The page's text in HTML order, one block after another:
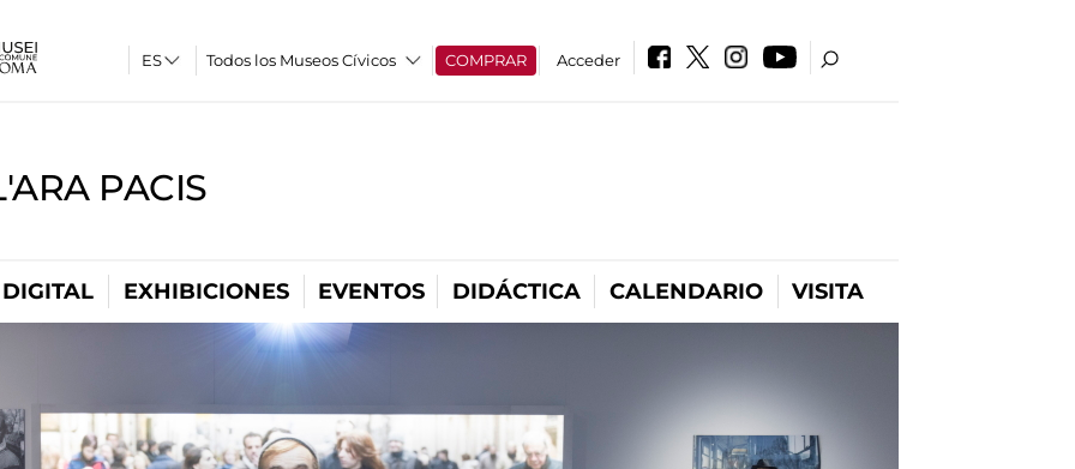
Todos los Museos Cívicos COMPRAR Acceder
PACIS
EXHIBICIONES EVENTOS DIDÁCTICA CALENDARIO VISITA